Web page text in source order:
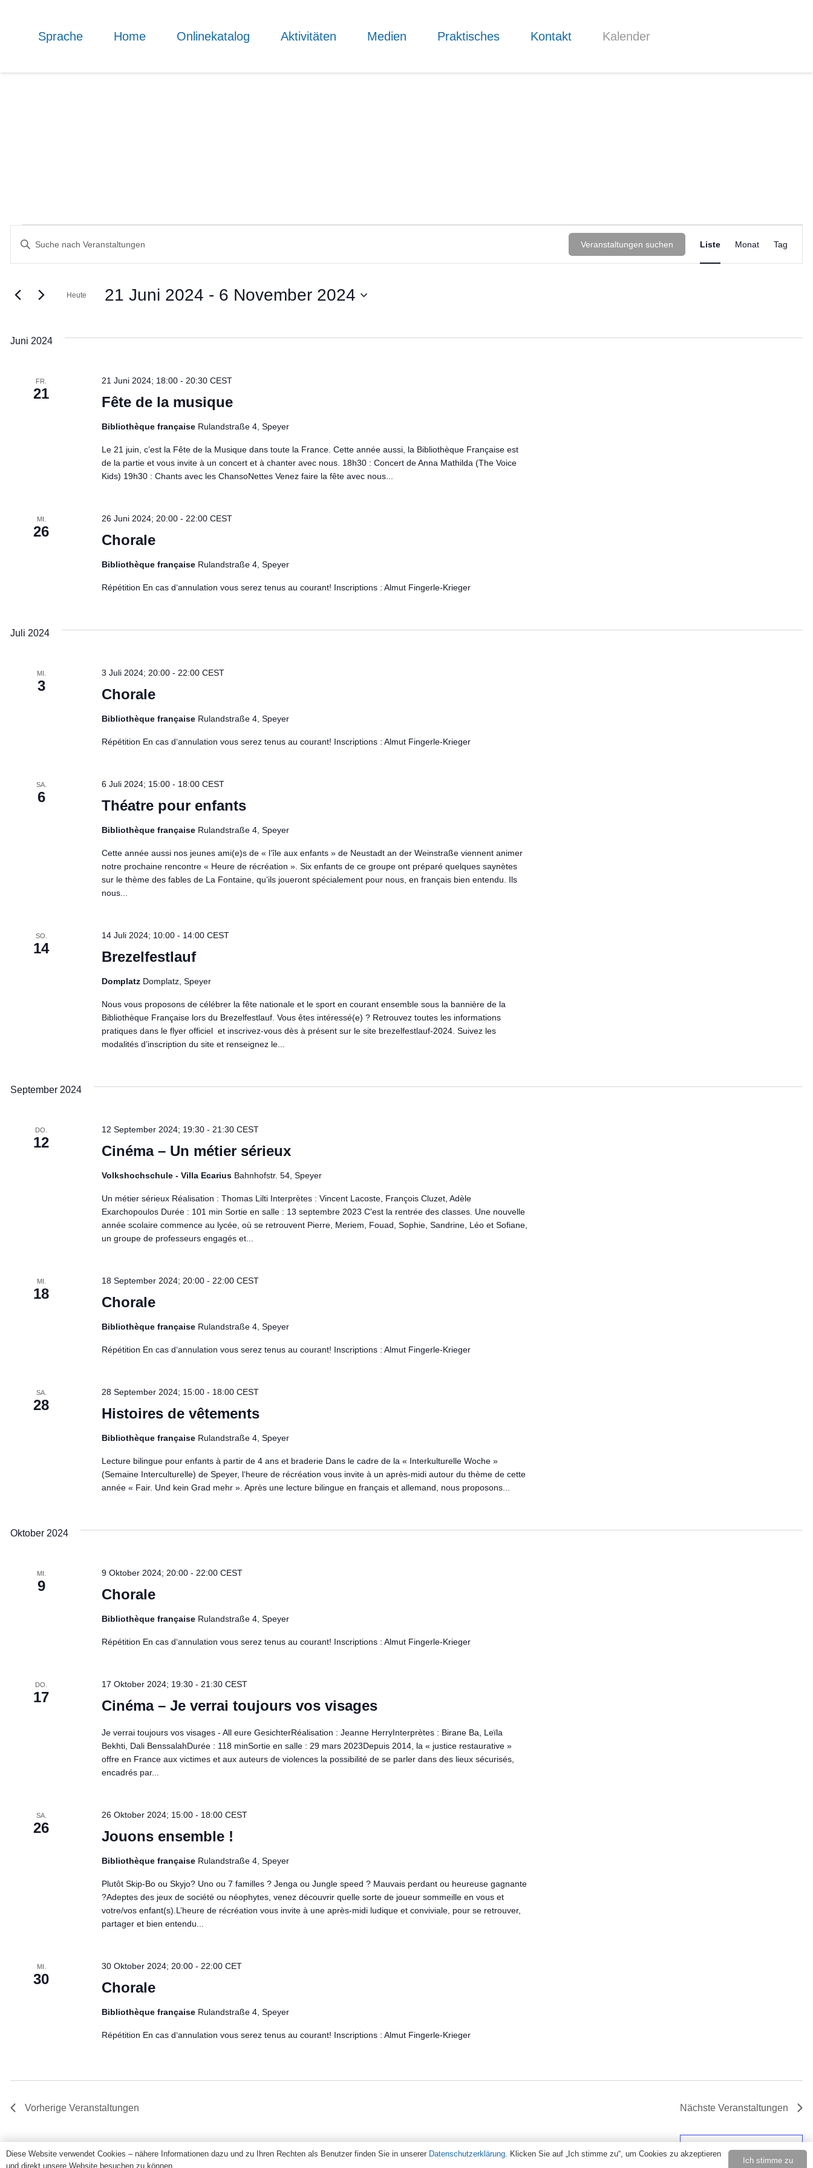
Sprache Home Onlinekatalog Aktivitäten Medien Praktisches Kontakt Kalender
Veranstaltungen
Veranstaltungen
Suche
und
Bitte
nach
Veranstaltungen suchen Liste Monat Tag
Heute 21 Juni 2024 - 6 November 2024
Juni 2024
FR.
21
Fête de la musique
21 Juni 2024; 18:00- 20:30 CEST
Bibliothèque française Rulandstraße 4, Speyer
Le 21 juin, c’est la Fête de la Musique dans toute la France. Cette année aussi, la Bibliothèque Française est
de la partie et vous invite à un concert et à chanter avec nous. 18h30 : Concert de Anna Mathilda (The Voice
Kids) 19h30 : Chants avec les ChansoNettes Venez faire la fête avec nous...
MI.
26
Chorale
26 Juni 2024; 20:00- 22:00 CEST
Bibliothèque française Rulandstraße 4, Speyer
Répétition En cas d‘annulation vous serez tenus au courant! Inscriptions : Almut Fingerle-Krieger
Juli 2024
MI.
3
Chorale
3 Juli 2024; 20:00- 22:00 CEST
Bibliothèque française Rulandstraße 4, Speyer
Répétition En cas d‘annulation vous serez tenus au courant! Inscriptions : Almut Fingerle-Krieger
SA.
6
Théatre pour enfants
6 Juli 2024; 15:00- 18:00 CEST
Bibliothèque française Rulandstraße 4, Speyer
Cette année aussi nos jeunes ami(e)s de « l’île aux enfants » de Neustadt an der Weinstraße viennent animer
notre prochaine rencontre « Heure de récréation ». Six enfants de ce groupe ont préparé quelques saynètes
sur le thème des fables de La Fontaine, qu’ils joueront spécialement pour nous, en français bien entendu. Ils
nous...
SO.
14
Brezelfestlauf
14 Juli 2024; 10:00- 14:00 CEST
Domplatz Domplatz, Speyer
Nous vous proposons de célébrer la fête nationale et le sport en courant ensemble sous la bannière de la
Bibliothèque Française lors du Brezelfestlauf. Vous êtes intéressé(e) ? Retrouvez toutes les informations
pratiques dans le flyer officiel et inscrivez-vous dès à présent sur le site brezelfestlauf-2024. Suivez les
modalités d’inscription du site et renseignez le...
September 2024
DO.
12
Cinéma – Un métier sérieux
12 September 2024; 19:30- 21:30 CEST
Volkshochschule - Villa Ecarius Bahnhofstr. 54, Speyer
Un métier sérieux Réalisation : Thomas Lilti Interprètes : Vincent Lacoste, François Cluzet, Adèle
Exarchopoulos Durée : 101 min Sortie en salle : 13 septembre 2023 C'est la rentrée des classes. Une nouvelle
année scolaire commence au lycée, où se retrouvent Pierre, Meriem, Fouad, Sophie, Sandrine, Léo et Sofiane,
un groupe de professeurs engagés et...
MI.
18
Chorale
18 September 2024; 20:00- 22:00 CEST
Bibliothèque française Rulandstraße 4, Speyer
Répétition En cas d‘annulation vous serez tenus au courant! Inscriptions : Almut Fingerle-Krieger
SA.
28
Histoires de vêtements
28 September 2024; 15:00- 18:00 CEST
Bibliothèque française Rulandstraße 4, Speyer
Lecture bilingue pour enfants à partir de 4 ans et braderie Dans le cadre de la « Interkulturelle Woche »
(Semaine Interculturelle) de Speyer, l‘heure de récréation vous invite à un après-midi autour du thème de cette
année « Fair. Und kein Grad mehr ». Après une lecture bilingue en français et allemand, nous proposons...
Oktober 2024
MI.
9
Chorale
9 Oktober 2024; 20:00- 22:00 CEST
Bibliothèque française Rulandstraße 4, Speyer
Répétition En cas d‘annulation vous serez tenus au courant! Inscriptions : Almut Fingerle-Krieger
DO.
17
Cinéma – Je verrai toujours vos visages
17 Oktober 2024; 19:30- 21:30 CEST
Je verrai toujours vos visages - All eure GesichterRéalisation : Jeanne HerryInterprètes : Birane Ba, Leïla
Bekhti, Dali BenssalahDurée : 118 minSortie en salle : 29 mars 2023Depuis 2014, la « justice restaurative »
offre en France aux victimes et aux auteurs de violences la possibilité de se parler dans des lieux sécurisés,
encadrés par...
SA.
26
Jouons ensemble !
26 Oktober 2024; 15:00- 18:00 CEST
Bibliothèque française Rulandstraße 4, Speyer
Plutôt Skip-Bo ou Skyjo? Uno ou 7 familles ? Jenga ou Jungle speed ? Mauvais perdant ou heureuse gagnante
?Adeptes des jeux de société ou néophytes, venez découvrir quelle sorte de joueur sommeille en vous et
votre/vos enfant(s).L’heure de récréation vous invite à une après-midi ludique et conviviale, pour se retrouver,
partager et bien entendu...
MI.
30
Chorale
30 Oktober 2024; 20:00- 22:00 CET
Bibliothèque française Rulandstraße 4, Speyer
Répétition En cas d‘annulation vous serez tenus au courant! Inscriptions : Almut Fingerle-Krieger
Vorherige Veranstaltungen Nächste Veranstaltungen
Diese Website verwendet Cookies – nähere Informationen dazu und zu Ihren Rechten als Benutzer finden Sie in unserer Datenschutzerklärung. Klicken Sie auf „Ich stimme zu“, um Cookies zu akzeptieren
und direkt unsere Website besuchen zu können.
Ich stimme zu